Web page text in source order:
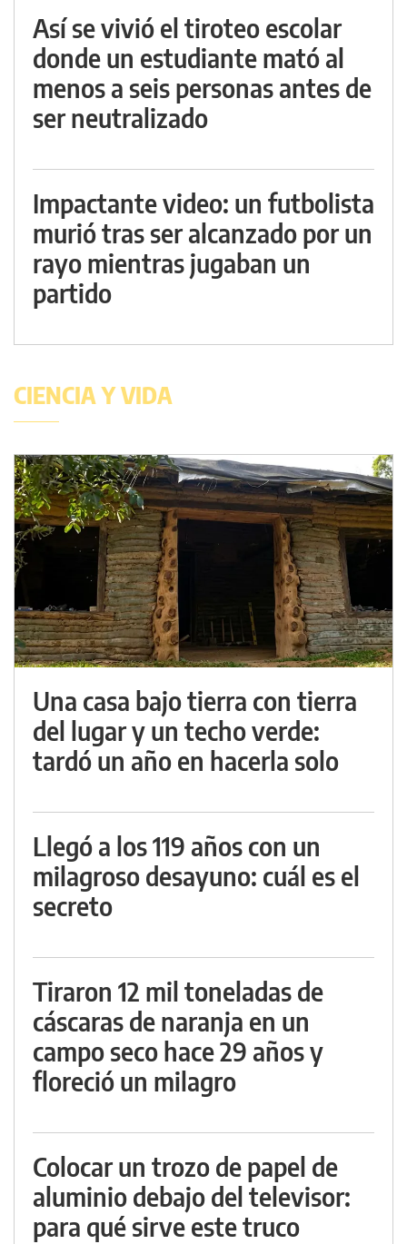
Así se vivió el tiroteo escolar
donde un estudiante mató al
menos a seis personas antes de
ser neutralizado
Impactante video: un futbolista
murió tras ser alcanzado por un
rayo mientras jugaban un
partido
CIENCIA Y VIDA
Una casa bajo tierra con tierra
del lugar y un techo verde:
tardó un año en hacerla solo
Llegó a los 119 años con un
milagroso desayuno: cuál es el
secreto
Tiraron 12 mil toneladas de
cáscaras de naranja en un
campo seco hace 29 años y
floreció un milagro
Colocar un trozo de papel de
aluminio debajo del televisor:
para qué sirve este truco